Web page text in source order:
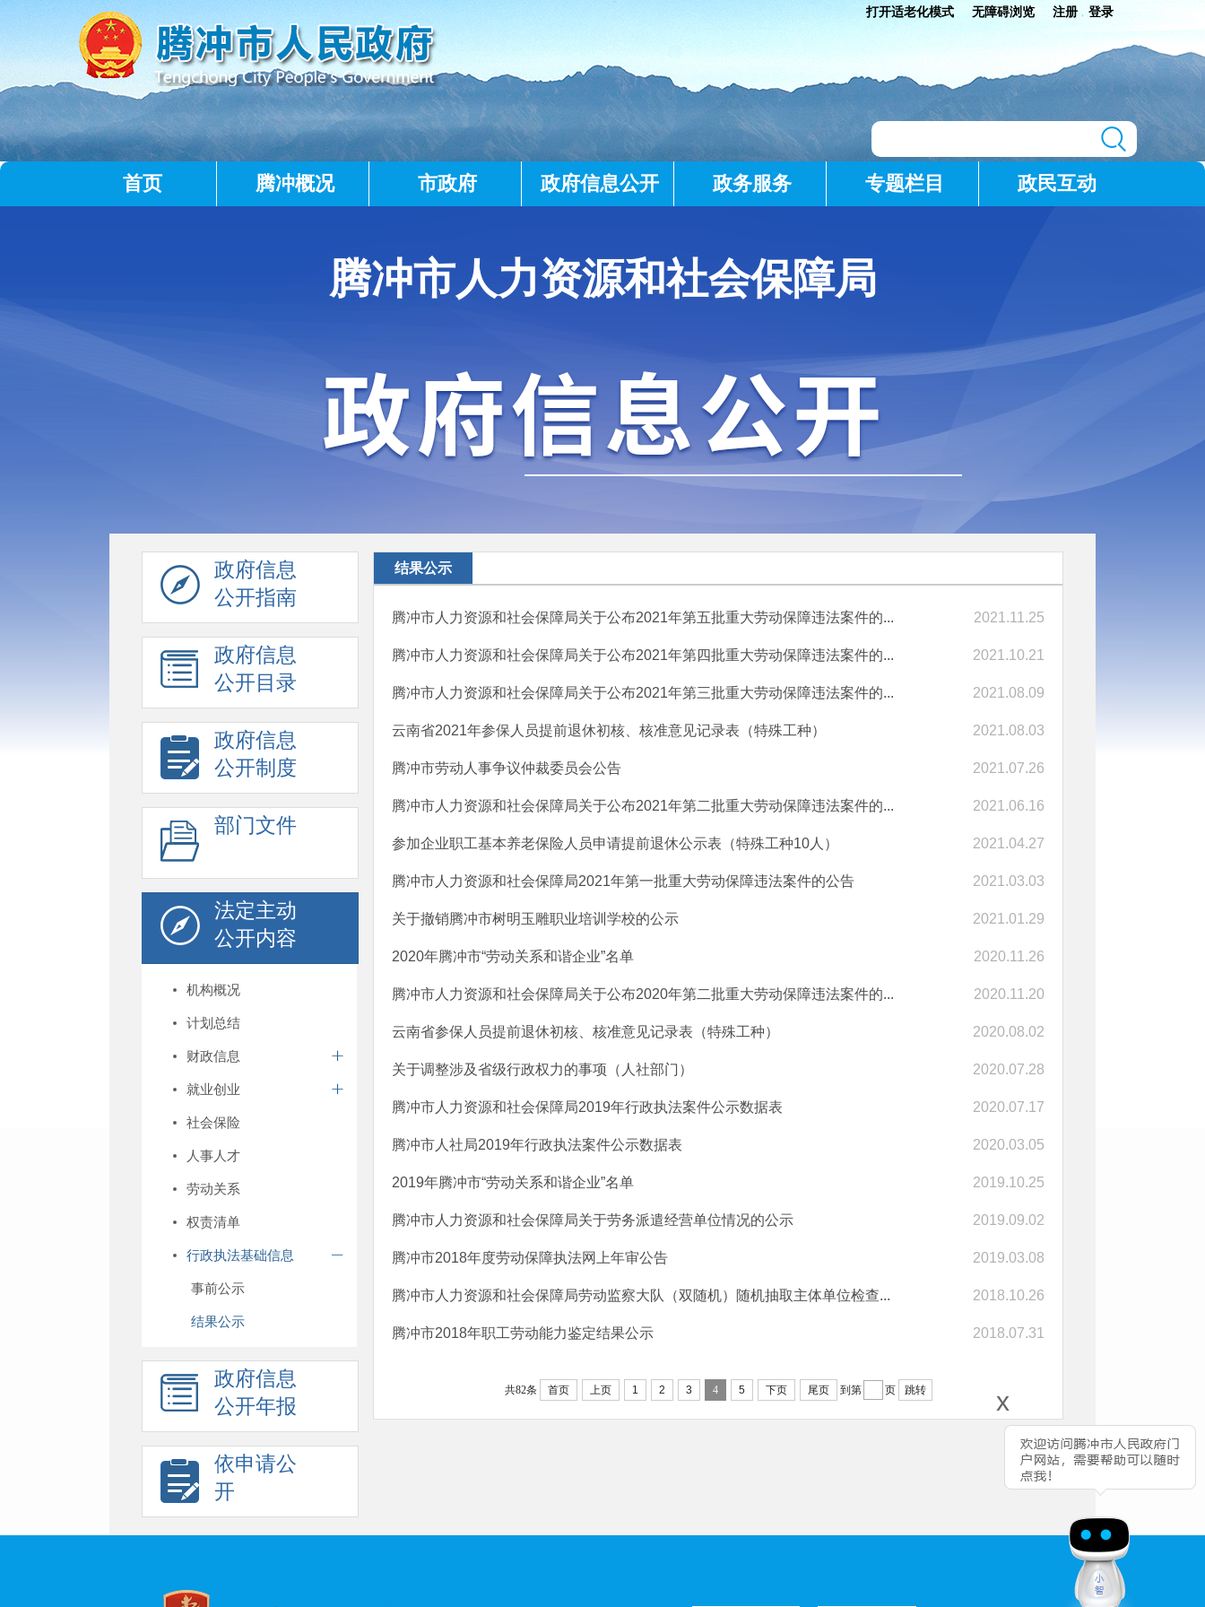
打开适老化模式 无障碍浏览 注册 登录
x
首页 腾冲概况 市政府 政府信息公开 政务服务 专题栏目 政民互动
腾冲市人力资源和社会保障局
政府信息
公开指南
政府信息
公开目录
政府信息
公开制度
部门文件
法定主动
公开内容
机构概况
计划总结
财政信息
就业创业
社会保险
人事人才
劳动关系
权责清单
行政执法基础信息
事前公示
结果公示
政府信息
公开年报
依申请公
开
结果公示
腾冲市人力资源和社会保障局关于公布2021年第五批重大劳动保障违法案件的... 2021.11.25
腾冲市人力资源和社会保障局关于公布2021年第四批重大劳动保障违法案件的... 2021.10.21
腾冲市人力资源和社会保障局关于公布2021年第三批重大劳动保障违法案件的... 2021.08.09
云南省2021年参保人员提前退休初核、核准意见记录表（特殊工种） 2021.08.03
腾冲市劳动人事争议仲裁委员会公告 2021.07.26
腾冲市人力资源和社会保障局关于公布2021年第二批重大劳动保障违法案件的... 2021.06.16
参加企业职工基本养老保险人员申请提前退休公示表（特殊工种10人） 2021.04.27
腾冲市人力资源和社会保障局2021年第一批重大劳动保障违法案件的公告 2021.03.03
关于撤销腾冲市树明玉雕职业培训学校的公示 2021.01.29
2020年腾冲市“劳动关系和谐企业”名单 2020.11.26
腾冲市人力资源和社会保障局关于公布2020年第二批重大劳动保障违法案件的... 2020.11.20
云南省参保人员提前退休初核、核准意见记录表（特殊工种） 2020.08.02
关于调整涉及省级行政权力的事项（人社部门） 2020.07.28
腾冲市人力资源和社会保障局2019年行政执法案件公示数据表 2020.07.17
腾冲市人社局2019年行政执法案件公示数据表 2020.03.05
2019年腾冲市“劳动关系和谐企业”名单 2019.10.25
腾冲市人力资源和社会保障局关于劳务派遣经营单位情况的公示 2019.09.02
腾冲市2018年度劳动保障执法网上年审公告 2019.03.08
腾冲市人力资源和社会保障局劳动监察大队（双随机）随机抽取主体单位检查... 2018.10.26
腾冲市2018年职工劳动能力鉴定结果公示 2018.07.31
共82条 首页 上页 1 2 3 4 5 下页 尾页 到第 页 跳转